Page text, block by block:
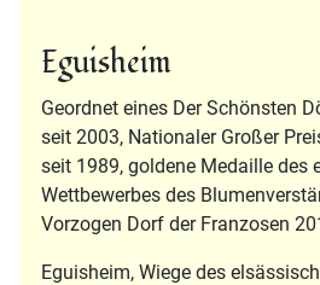
Eguisheim
Geordnet eines Der Schönsten
seit 2003, Nationaler Großer
seit 1989, goldene Medaille des
Wettbewerbes des
Vorzogen Dorf der Franzosen
Eguisheim, Wiege des